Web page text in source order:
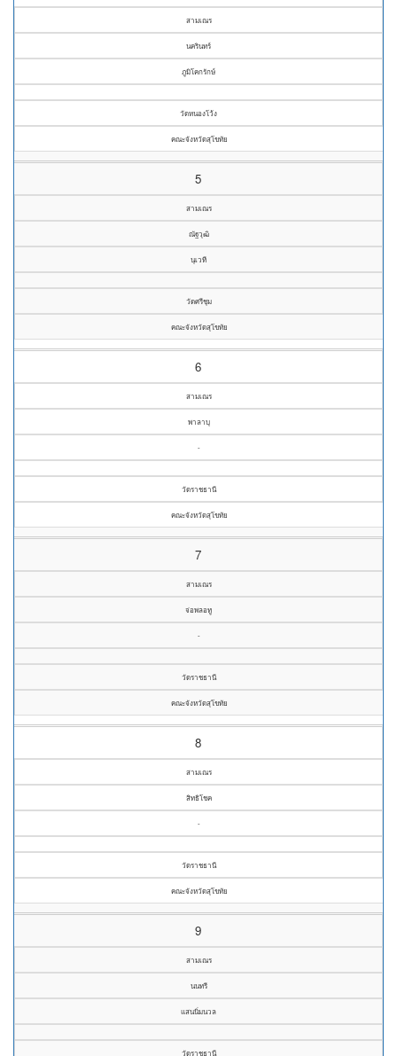
สามเณร
นครินทร์
ภูมิโคกรักษ์
วัดหนองโว้ง
คณะจังหวัดสุโขทัย
5
สามเณร
ณัฐวุฒิ
นุเวที
วัดศรีชุม
คณะจังหวัดสุโขทัย
6
สามเณร
พาลาบุ
-
วัดราชธานี
คณะจังหวัดสุโขทัย
7
สามเณร
จ่อพลอทู
-
วัดราชธานี
คณะจังหวัดสุโขทัย
8
สามเณร
สิทธิโชค
-
วัดราชธานี
คณะจังหวัดสุโขทัย
9
สามเณร
นนทรี
แสนนิ่มนวล
วัดราชธานี